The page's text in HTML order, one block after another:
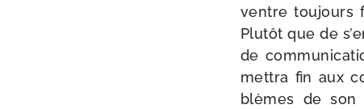
ventre tou­jours
Plutôt que de
de
met­tra fin aux
blèmes de